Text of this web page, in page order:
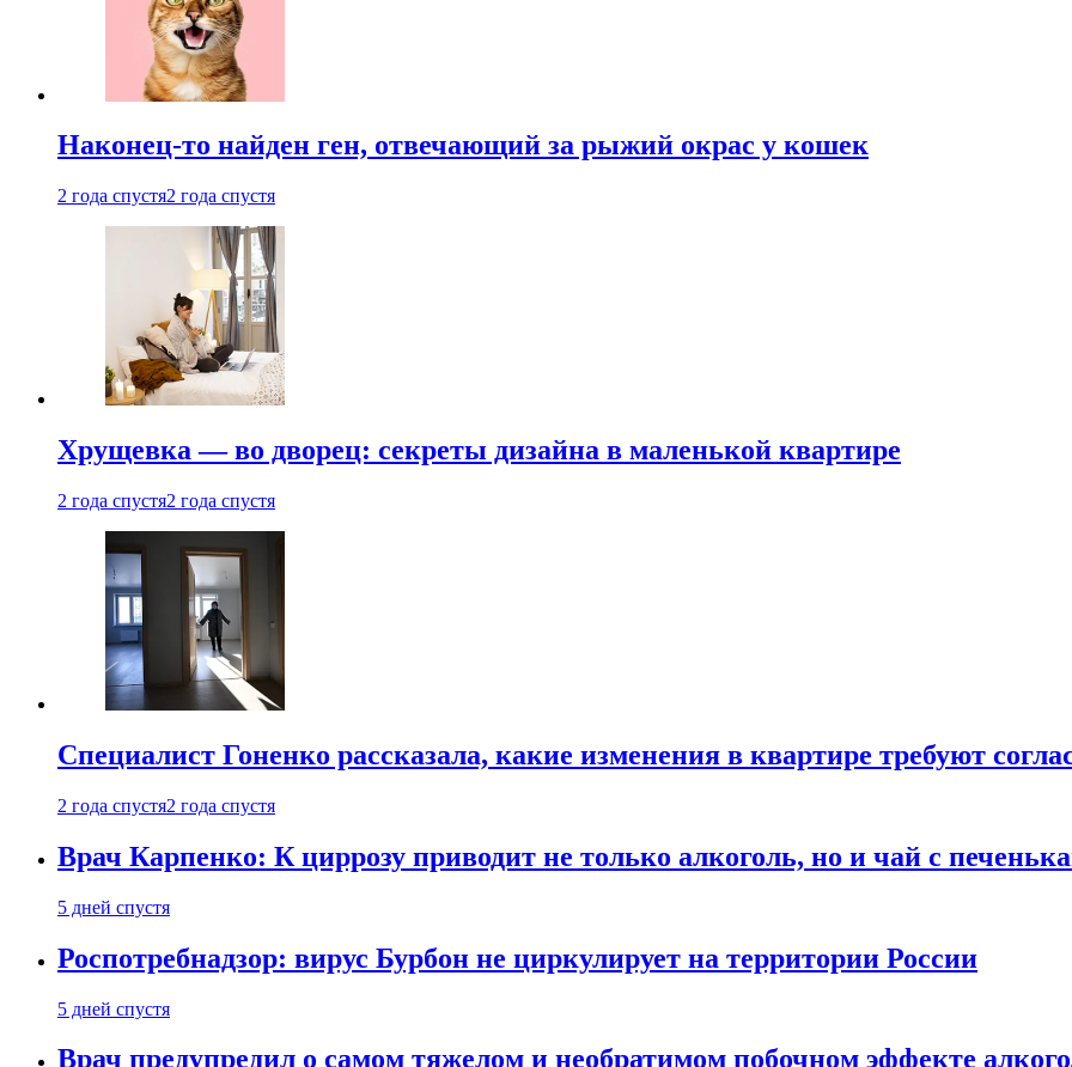
Наконец-то найден ген, отвечающий за рыжий окрас у кошек
2 года спустя2 года спустя
Хрущевка — во дворец: секреты дизайна в маленькой квартире
2 года спустя2 года спустя
Специалист Гоненко рассказала, какие изменения в квартире требуют
2 года спустя2 года спустя
Врач Карпенко: К циррозу приводит не только алкоголь, но и чай с
5 дней спустя
Роспотребнадзор: вирус Бурбон не циркулирует на территории России
5 дней спустя
Врач предупредил о самом тяжелом и необратимом побочном эффекте